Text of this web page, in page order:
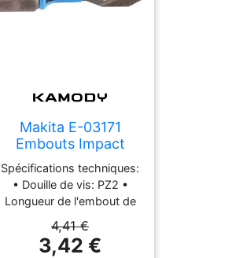
Makita E-03171
Embouts Impact
Premier PZ2-25 mm
Spécifications techniques:
• Douille de vis: PZ2 •
Longueur de l'embout de
hexagonale: 1/4" •
Quantité: 2 • Dimensions
4,41 €
3,42 €